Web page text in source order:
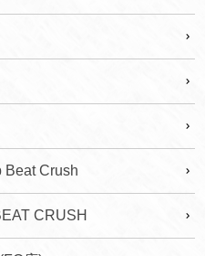
Beat Crush
CRUSH